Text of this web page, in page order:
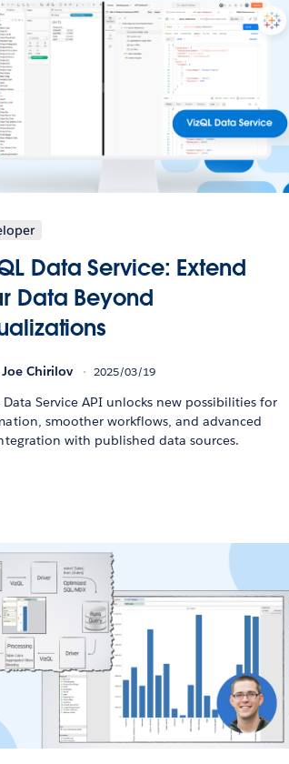
Data Service: Extend
Data Beyond
Joe Chirilov 2025/03/19
Data Service API unlocks new possibilities for
smoother workflows, and advanced
with published data sources.